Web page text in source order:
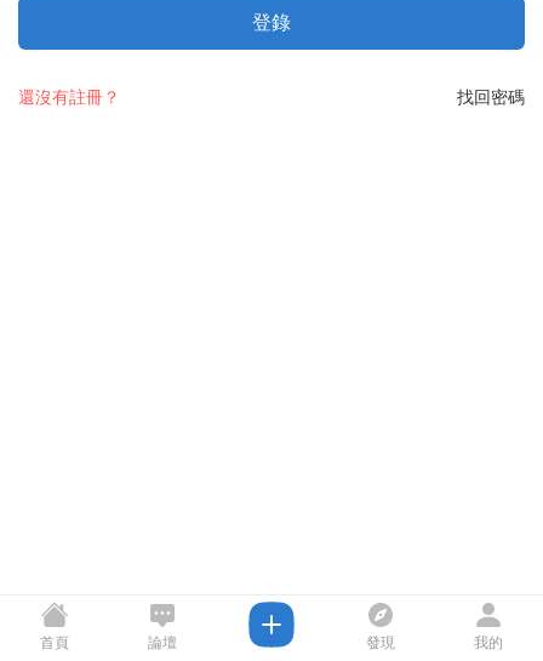
登錄
找回密碼
還沒有註冊？
首頁 論壇 發現 我的